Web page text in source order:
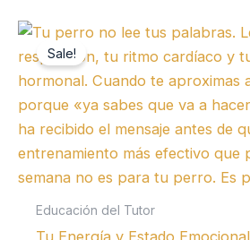
Sale!
Educación del Tutor
Tu Energía y Estado